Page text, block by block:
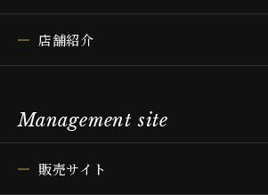
店舗紹介
Management site
販売サイト